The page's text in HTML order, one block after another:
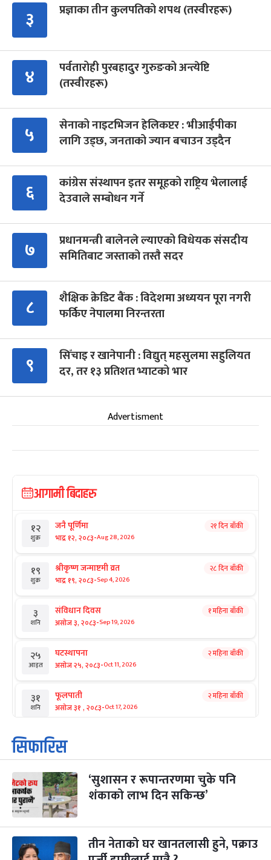
३ प्रज्ञाका तीन कुलपतिको शपथ (तस्वीरहरू)
४
पर्वतारोही पुरबहादुर गुरुङको अन्त्येष्टि
(तस्वीरहरू)
५
सेनाको नाइटभिजन हेलिकप्टर : भीआईपीका
लागि उड्छ, जनताको ज्यान बचाउन उड्दैन
६
कांग्रेस संस्थापन इतर समूहको राष्ट्रिय भेलालाई
देउवाले सम्बोधन गर्ने
७
प्रधानमन्त्री बालेनले ल्याएको विधेयक संसदीय
समितिबाट जस्ताको तस्तै सदर
८
शैक्षिक क्रेडिट बैंक : विदेशमा अध्ययन पूरा नगरी
फर्किए नेपालमा निरन्तरता
९
सिँचाइ र खानेपानी : विद्युत् महसुलमा सहुलियत
दर, तर १३ प्रतिशत भ्याटको भार
Advertisment
आगामी बिदाहरु
१२
शुक्र
जनै पूर्णिमा
भाद्र १२, २०८३-Aug 28, 2026
२१ दिन बाँकी
१९
शुक्र
श्रीकृष्ण जन्माष्टमी व्रत
भाद्र १९, २०८३-Sep 4, 2026
२८ दिन बाँकी
३
शनि
संविधान दिवस
असोज ३, २०८३-Sep 19, 2026
१ महिना बाँकी
२५
आइत
घटस्थापना
असोज २५, २०८३-Oct 11, 2026
२ महिना बाँकी
३१
शनि
फूलपाती
असोज ३१ , २०८३-Oct 17, 2026
२ महिना बाँकी
१
आइत
कार्तिक सङ्क्रान्ति
कार्तिक १, २०८३
३
मंगल
महानवमी
कार्तिक ३, २०८३-Oct 20, 2026
२ महिना बाँकी
४
बुध कार्तिक ४, २०८३ Oct 21, 2026
सिफारिस
‘सुशासन र रूपान्तरणमा चुके पनि
शंकाको लाभ दिन सकिन्छ’
तीन नेताको घर खानतलासी हुने, पक्राउ